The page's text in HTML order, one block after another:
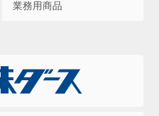
業務用商品